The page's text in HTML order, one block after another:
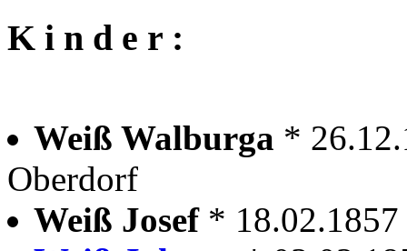
K i n d e r :
Weiß Walburga *
Oberdorf
Weiß Josef *